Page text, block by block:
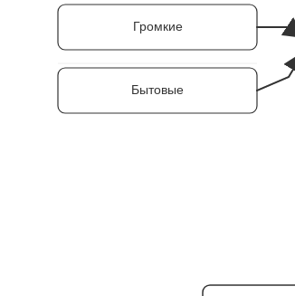
Громкие
Бытовые